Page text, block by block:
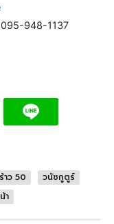
948-1137
าว 50
วนัชกูตูร์
า